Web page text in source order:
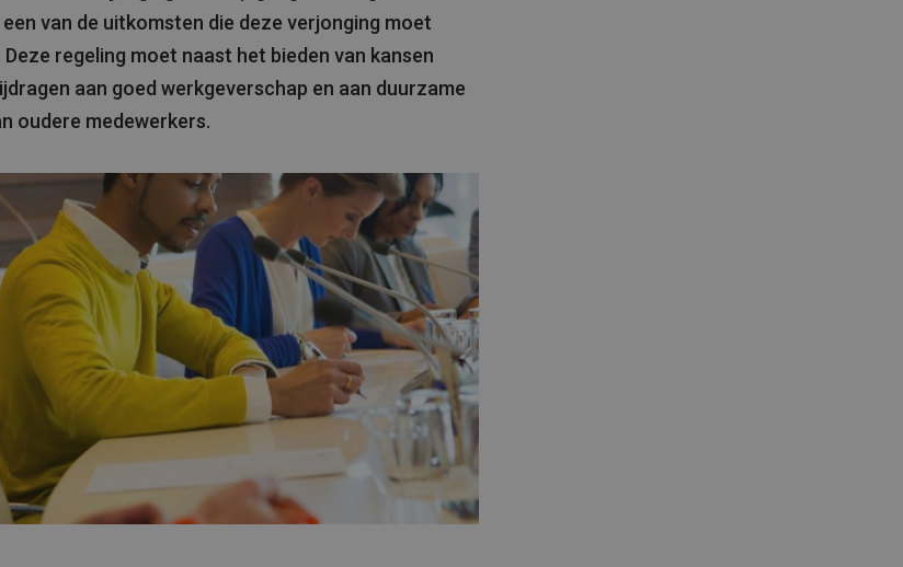
van de uitkomsten die deze verjonging moet
regeling moet naast het bieden van kansen
aan goed werkgeverschap en aan duurzame
oudere medewerkers.